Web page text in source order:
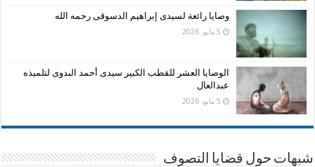
وصايا رائعة لسيدى إبراهيم الدسوقى رحمه الله
5 مايو، 2026
الوصايا العشر للقطب الكبير سيدى أحمد البدوى لتلميذه
عبدالعال
5 مايو، 2026
شبهات حول قضايا التصوف